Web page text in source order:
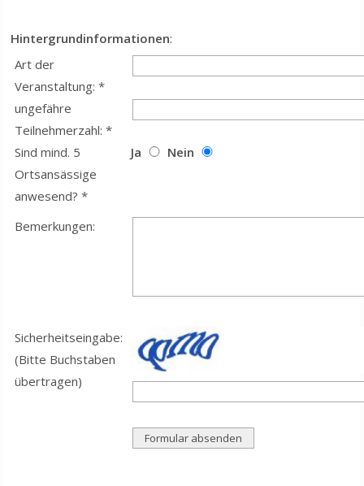
Hintergrundinformationen:
Art der
Veranstaltung: *
ungefähre
Teilnehmerzahl: *
Sind mind. 5
Ortsansässige
anwesend? *
Ja Nein
Bemerkungen:
Sicherheitseingabe:
(Bitte Buchstaben
übertragen)